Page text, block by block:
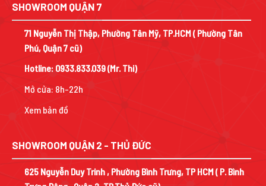
SHOWROOM QUẬN 7
71 Nguyễn Thị Thập, Phường Tân Mỹ, TP.HCM ( Phường Tân
Phú, Quận 7 cũ)
Hotline: 0933.833.039(Mr. Thi)
Mở cửa: 8h-22h
Xem bản đồ
SHOWROOM QUẬN 2 - THỦ ĐỨC
625 Nguyễn Duy Trinh , Phường Bình Trưng, TP HCM ( P. Bình